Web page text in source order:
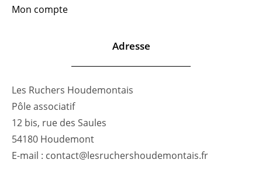
Mon compte
Adresse
Les Ruchers Houdemontais
Pôle associatif
12 bis, rue des Saules
54180 Houdemont
E-mail : contact@lesruchershoudemontais.fr